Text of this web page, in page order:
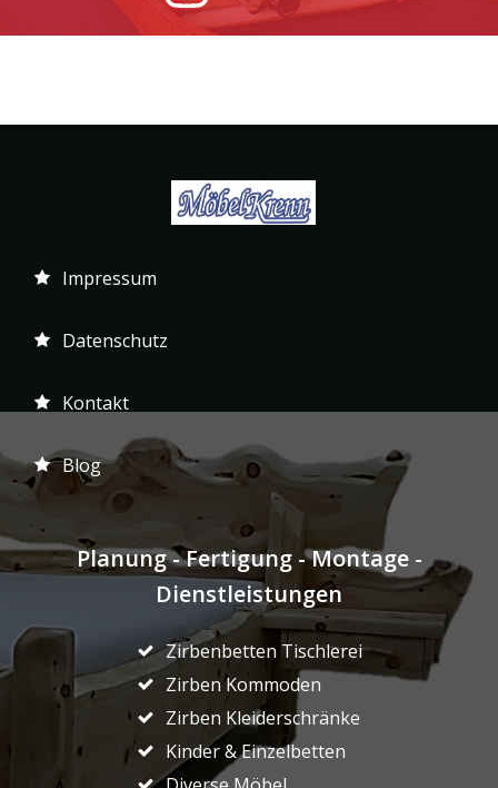
Impressum
Datenschutz
Kontakt
Blog
Planung - Fertigung - Montage -
Dienstleistungen
Zirbenbetten Tischlerei
Zirben Kommoden
Zirben Kleiderschränke
Kinder & Einzelbetten